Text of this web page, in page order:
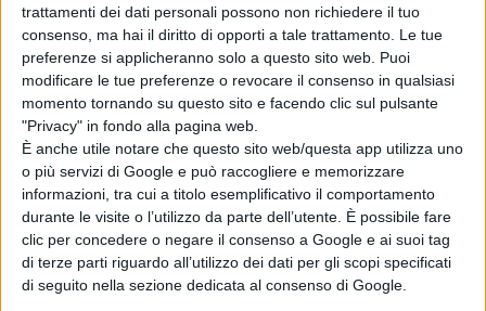
trattamenti dei dati personali possono non richiedere il tuo
consenso, ma hai il diritto di opporti a tale trattamento. Le tue
preferenze si applicheranno solo a questo sito web. Puoi
modificare le tue preferenze o revocare il consenso in qualsiasi
momento tornando su questo sito e facendo clic sul pulsante
"Privacy" in fondo alla pagina web.
È anche utile notare che questo sito web/questa app utilizza uno
o più servizi di Google e può raccogliere e memorizzare
informazioni, tra cui a titolo esemplificativo il comportamento
durante le visite o l’utilizzo da parte dell’utente. È possibile fare
clic per concedere o negare il consenso a Google e ai suoi tag
di terze parti riguardo all’utilizzo dei dati per gli scopi specificati
di seguito nella sezione dedicata al consenso di Google.
cinema), quando sceneggiature di solido mestiere
riuscirono a rendere accessibili ad un pubblico vasto
capolavori letterari anche complessi.
In seguito, abbandonati gli scaffali dei grandi e dei
grandissimi Autori, allargatasi l’offerta della fiction, gli
sceneggiatori televisivi sembrano aver trovato la loro
dimensione ideale nella “prosecuzione” su piccolo
schermo di un filone letterario minore quanto